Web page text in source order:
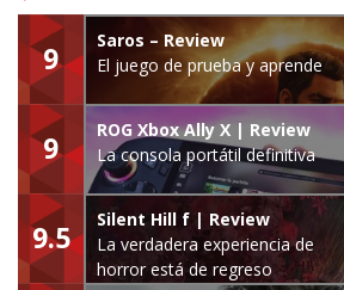
9
Saros – Review
El juego de prueba y aprende
9
ROG Xbox Ally X | Review
La consola portátil definitiva
9.5
Silent Hill f | Review
La verdadera experiencia de
horror está de regreso